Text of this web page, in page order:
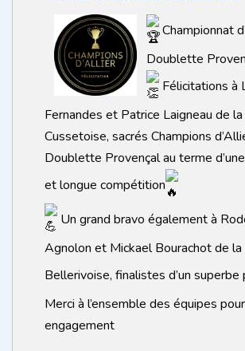
Championnat
Doublette
Félicitations à
Fernandes et Patrice Laigneau de
Cussetoise, sacrés Champions
Doublette Provençal au terme
et longue compétition
Un grand bravo également à
Agnolon et Mickael Bourachot de
Bellerivoise, finalistes d’un superbe
Merci à l’ensemble des équipes
engagement